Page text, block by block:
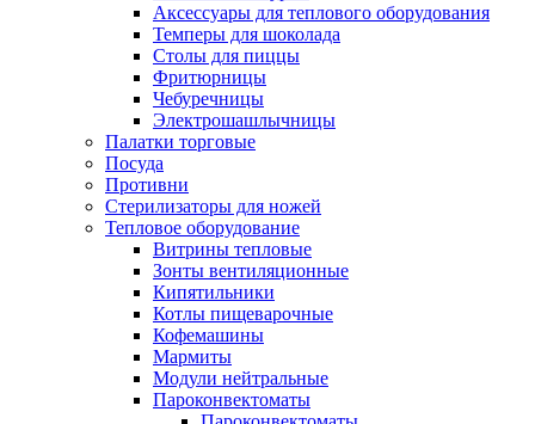
Аксессуары для теплового оборудования
Темперы для шоколада
Столы для пиццы
Фритюрницы
Чебуречницы
Электрошашлычницы
Палатки торговые
Посуда
Противни
Стерилизаторы для ножей
Тепловое оборудование
Витрины тепловые
Зонты вентиляционные
Кипятильники
Котлы пищеварочные
Кофемашины
Мармиты
Модули нейтральные
Пароконвектоматы